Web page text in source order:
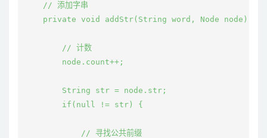
    // 添加字串
    private void addStr(String word, Node node) {
        // 计数
        node.count++;
        String str = node.str;
        if(null != str) {
            // 寻找公共前缀